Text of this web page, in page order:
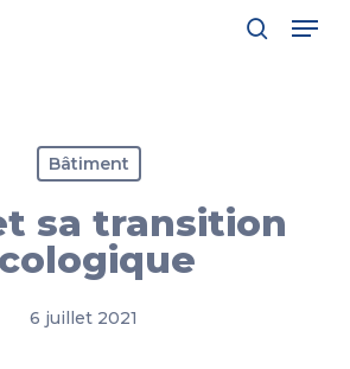
Bâtiment
sa transition
6 juillet 2021